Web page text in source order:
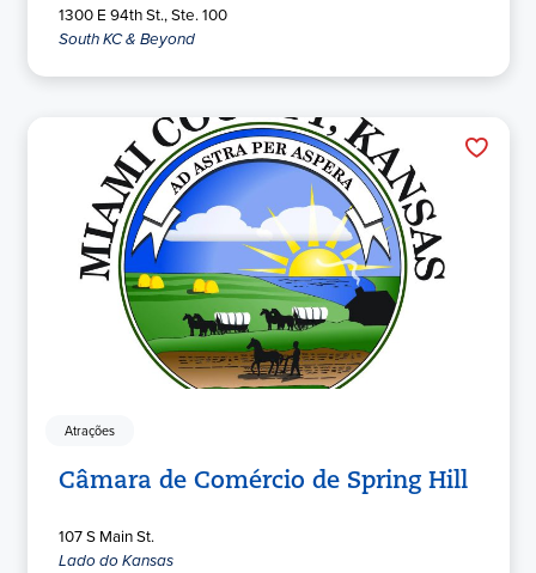
1300 E 94th St., Ste. 100
South KC & Beyond
Atrações
Câmara de Comércio de Spring Hill
107 S Main St.
Lado do Kansas